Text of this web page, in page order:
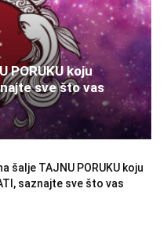
PORUKU koju
sve što vas
šalje TAJNU PORUKU koju
saznajte sve što vas